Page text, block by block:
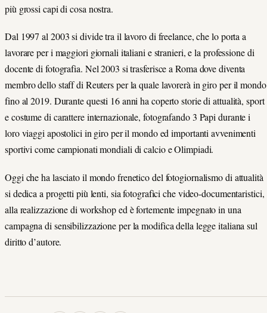
più grossi capi di cosa nostra.
Dal 1997 al 2003 si divide tra il lavoro di freelance, che lo porta a
lavorare per i maggiori giornali italiani e stranieri, e la professione di
docente di fotografia. Nel 2003 si trasferisce a Roma dove diventa
membro dello staff di Reuters per la quale lavorerà in giro per il mondo
fino al 2019. Durante questi 16 anni ha coperto storie di attualità, sport
e costume di carattere internazionale, fotografando 3 Papi durante i
loro viaggi apostolici in giro per il mondo ed importanti avvenimenti
sportivi come campionati mondiali di calcio e Olimpiadi.
Oggi che ha lasciato il mondo frenetico del fotogiornalismo di attualità
si dedica a progetti più lenti, sia fotografici che video-documentaristici,
alla realizzazione di workshop ed è fortemente impegnato in una
campagna di sensibilizzazione per la modifica della legge italiana sul
diritto d’autore.